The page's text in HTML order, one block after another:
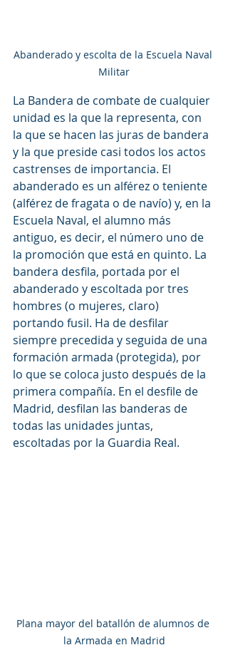
Abanderado y escolta de la Escuela Naval
Militar
La Bandera de combate de cualquier
unidad es la que la representa, con
la que se hacen las juras de bandera
y la que preside casi todos los actos
castrenses de importancia. El
abanderado es un alférez o teniente
(alférez de fragata o de navío) y, en la
Escuela Naval, el alumno más
antiguo, es decir, el número uno de
la promoción que está en quinto. La
bandera desfila, portada por el
abanderado y escoltada por tres
hombres (o mujeres, claro)
portando fusil. Ha de desfilar
siempre precedida y seguida de una
formación armada (protegida), por
lo que se coloca justo después de la
primera compañía. En el desfile de
Madrid, desfilan las banderas de
todas las unidades juntas,
escoltadas por la Guardia Real.
Plana mayor del batallón de alumnos de
la Armada en Madrid